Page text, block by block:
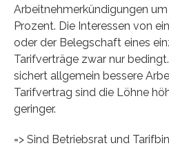
Arbeitnehmerkündigungen
Prozent. Die Interessen von
oder der Belegschaft eines
Tarifverträge zwar nur
sichert allgemein bessere
Tarifvertrag sind die Löhne
geringer.
=> Sind Betriebsrat und